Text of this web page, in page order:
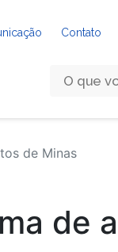
Contato
de Minas
de